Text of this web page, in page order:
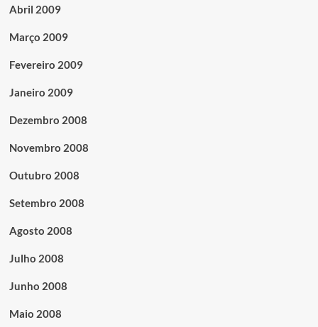
Abril 2009
Março 2009
Fevereiro 2009
Janeiro 2009
Dezembro 2008
Novembro 2008
Outubro 2008
Setembro 2008
Agosto 2008
Julho 2008
Junho 2008
Maio 2008